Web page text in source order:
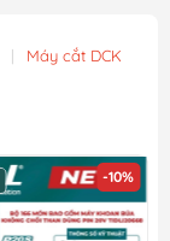
| Máy cắt DCK
-10%